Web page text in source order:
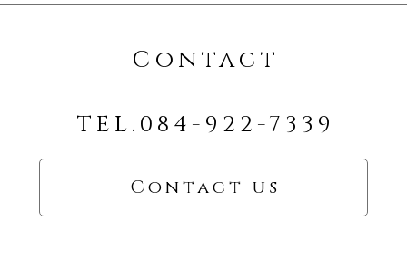
Contact
TEL.084-922-7339
Contact us